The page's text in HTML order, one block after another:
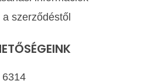
szerződéstől